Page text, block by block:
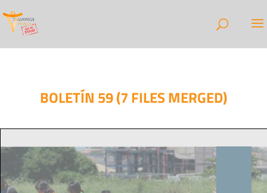
BOLETÍN 59 (7 FILES MERGED)